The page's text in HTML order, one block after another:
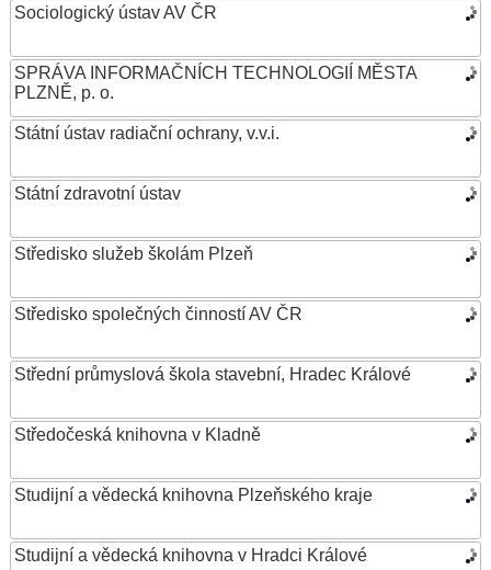
Sociologický ústav AV ČR
SPRÁVA INFORMAČNÍCH TECHNOLOGIÍ MĚSTA
PLZNĚ, p. o.
Státní ústav radiační ochrany, v.v.i.
Státní zdravotní ústav
Středisko služeb školám Plzeň
Středisko společných činností AV ČR
Střední průmyslová škola stavební, Hradec Králové
Středočeská knihovna v Kladně
Studijní a vědecká knihovna Plzeňského kraje
Studijní a vědecká knihovna v Hradci Králové